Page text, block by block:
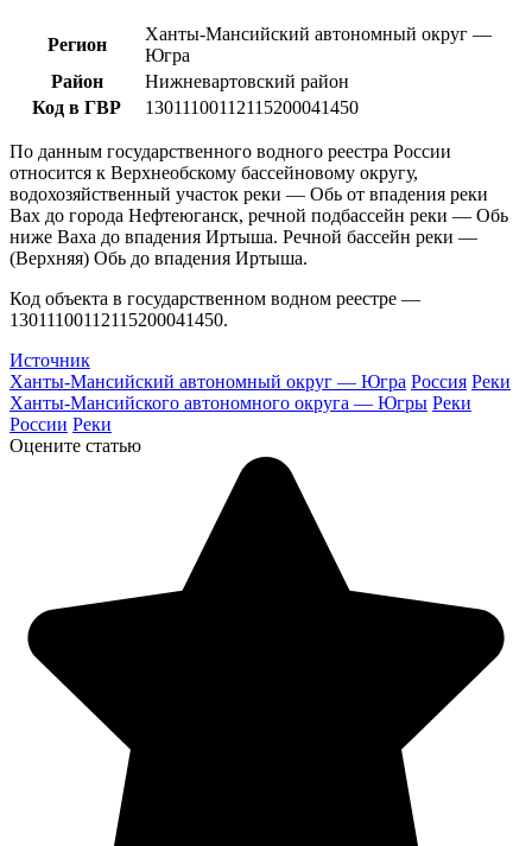
Регион
Ханты-Мансийский автономный округ —
Югра
Район
Нижневартовский район
Код в ГВР
13011100112115200041450
По данным государственного водного реестра России
относится к Верхнеобскому бассейновому округу,
водохозяйственный участок реки — Обь от впадения реки
Вах до города Нефтеюганск, речной подбассейн реки — Обь
ниже Ваха до впадения Иртыша. Речной бассейн реки —
(Верхняя) Обь до впадения Иртыша.
Код объекта в государственном водном реестре —
13011100112115200041450.
Источник
Ханты-Мансийский автономный округ — Югра Россия Реки
Ханты-Мансийского автономного округа — Югры Реки
России Реки
Оцените статью